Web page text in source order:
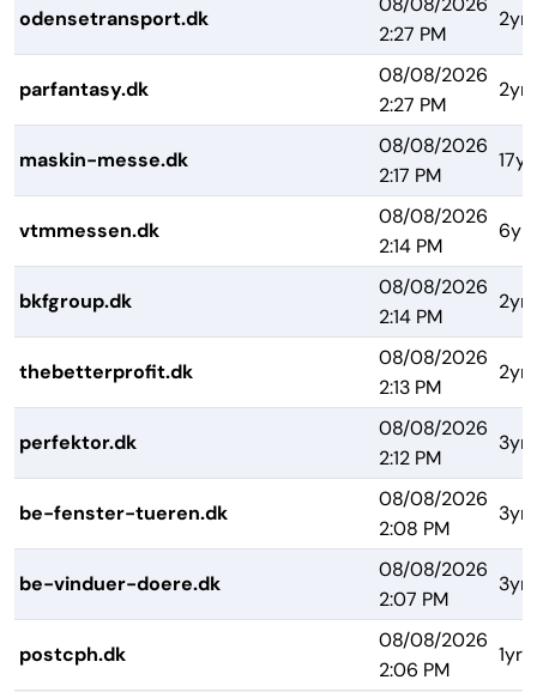
odensetransport.dk
2:27 PM
2yrs
parfantasy.dk
08/08/2026
2:27 PM
2yrs
maskin-messe.dk
08/08/2026
2:17 PM
vtmmessen.dk
08/08/2026
2:14 PM
6yrs
bkfgroup.dk
08/08/2026
2:14 PM
2yrs
thebetterprofit.dk
08/08/2026
2:13 PM
2yrs
perfektor.dk
08/08/2026
2:12 PM
3yrs
be-fenster-tueren.dk
08/08/2026
2:08 PM
3yrs
be-vinduer-doere.dk
08/08/2026
2:07 PM
3yrs
postcph.dk
08/08/2026
2:06 PM
1yr